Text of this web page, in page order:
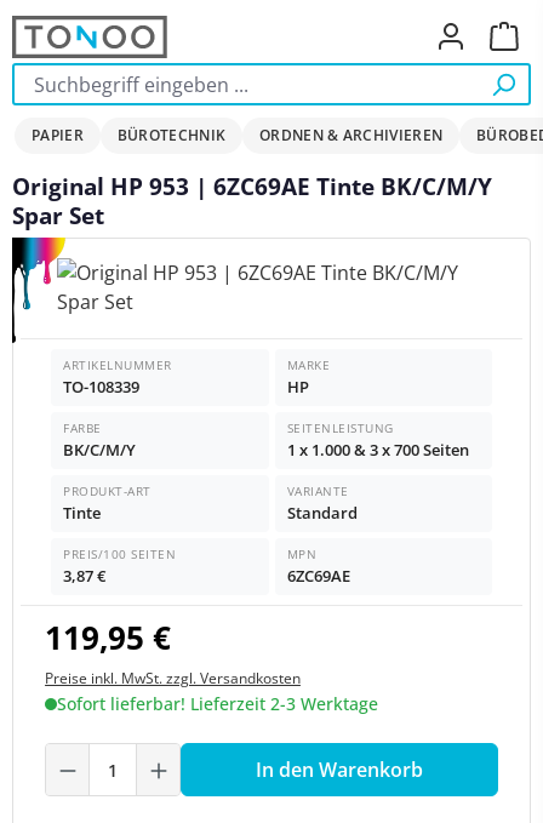
Zum Hauptinhalt springen
PAPIER BÜROTECHNIK ORDNEN & ARCHIVIEREN
Original HP 953 | 6ZC69AE Tinte BK/C/M/Y
Spar Set
Bildergalerie überspringen
ARTIKELNUMMER
TO-108339
MARKE
HP
FARBE
BK/C/M/Y
SEITENLEISTUNG
1 x 1.000 & 3 x 700 Seiten
PRODUKT-ART
Tinte
VARIANTE
Standard
PREIS/100 SEITEN
3,87 €
MPN
6ZC69AE
119,95 €
Preise inkl. MwSt. zzgl. Versandkosten
Sofort lieferbar! Lieferzeit 2-3 Werktage
Produkt Anzahl: Gib den
In den Warenkorb